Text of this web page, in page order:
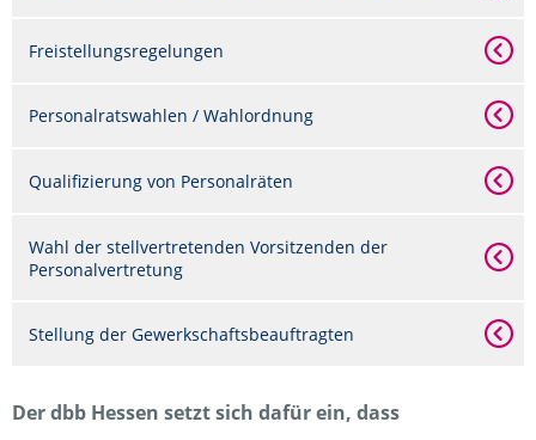
Freistellungsregelungen
Personalratswahlen / Wahlordnung
Qualifizierung von Personalräten
Wahl der stellvertretenden Vorsitzenden der
Personalvertretung
Stellung der Gewerkschaftsbeauftragten
Der dbb Hessen setzt sich dafür ein, dass